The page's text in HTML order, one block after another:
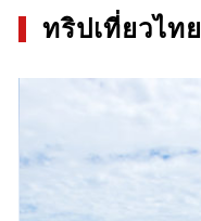
ทริปเที่ยวไทย